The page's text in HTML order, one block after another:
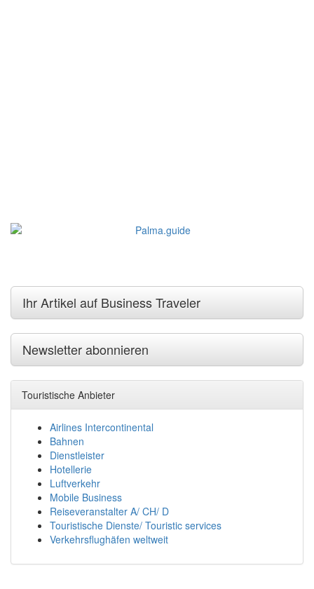
Ihr Artikel auf Business Traveler
Newsletter abonnieren
Touristische Anbieter
Airlines Intercontinental
Bahnen
Dienstleister
Hotellerie
Luftverkehr
Mobile Business
Reiseveranstalter A/ CH/ D
Touristische Dienste/ Touristic services
Verkehrsflughäfen weltweit